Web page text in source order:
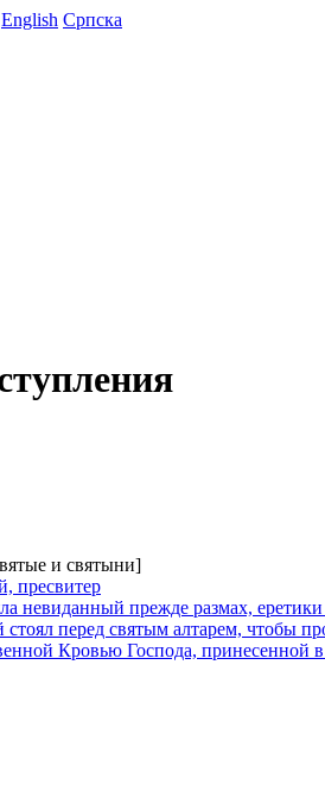
English Српска
и святыни]
пресвитер
невиданный прежде размах,
перед святым алтарем, чтобы
Кровью Господа, принесенной